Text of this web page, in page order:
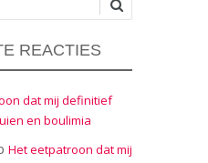
REACTIES
dat mij definitief
en boulimia
Het eetpatroon dat mij